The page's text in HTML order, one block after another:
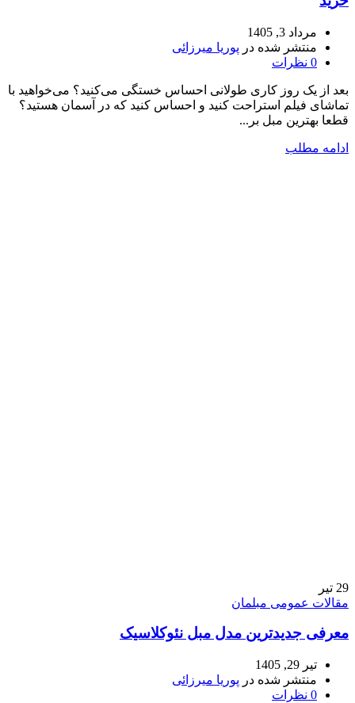
مرداد 3, 1405
منتشر شده در پوریا میرزائی
0 نظرات
بعد از یک روز کاری طولانی احساس خستگی می‌کنید؟ می‌خواهید با
تماشای فیلم استراحت کنید و احساس کنید که در آسمان هستید؟
قطعا بهترین مبل بر...
ادامه مطلب
29 تیر
مقالات عمومی مبلمان
معرفی جدیدترین مدل مبل نئوکلاسیک
تیر 29, 1405
منتشر شده در پوریا میرزائی
0 نظرات